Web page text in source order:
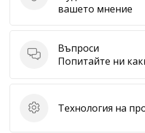
всички
статии
вашето мнение
Въпроси
Въпроси
Попитайте ни
Технология на
Технология на